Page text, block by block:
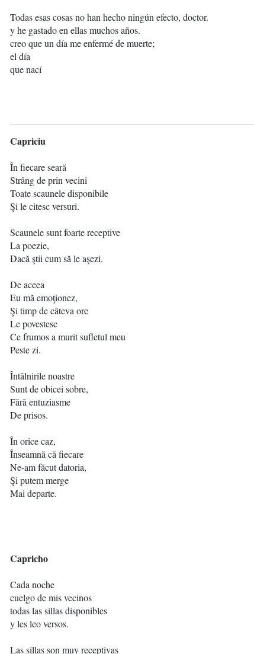
Todas esas cosas no han hecho ningún efecto, doctor.
y he gastado en ellas muchos años.
creo que un día me enfermé de muerte;
el día
que nací
Capriciu
În fiecare seară
Strâng de prin vecini
Toate scaunele disponibile
Şi le citesc versuri.
Scaunele sunt foarte receptive
La poezie,
Dacă ştii cum să le aşezi.
De aceea
Eu mă emoţionez,
Şi timp de câteva ore
Le povestesc
Ce frumos a murit sufletul meu
Peste zi.
Întâlnirile noastre
Sunt de obicei sobre,
Fără entuziasme
De prisos.
În orice caz,
Înseamnă că fiecare
Ne-am făcut datoria,
Şi putem merge
Mai departe.
Capricho
Cada noche
cuelgo de mis vecinos
todas las sillas disponibles
y les leo versos.
Las sillas son muy receptivas